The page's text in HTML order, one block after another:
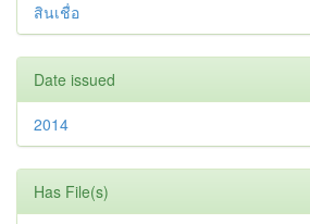
สินเชื่อ
Date issued
2014
Has File(s)